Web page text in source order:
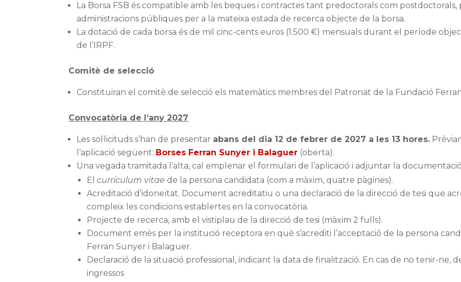
La Borsa FSB és compatible amb les beques i contractes tant predoctorals com
administracions públiques per a la mateixa estada de recerca objecte de la borsa.
La dotació de cada borsa és de mil cinc-cents euros (1.500 €) mensuals durant el període
de l’IRPF.
Comitè de selecció
Constituiran el comitè de selecció els matemàtics membres del Patronat de la Fundació
Convocatòria de l’any 2027
Les sol·licituds s’han de presentar abans del dia 12 de febrer de 2027 a les 13 hores.
l’aplicació següent: Borses Ferran Sunyer i Balaguer (oberta).
Una vegada tramitada l’alta, cal emplenar el formulari de l’aplicació i adjuntar la
Elcurrículum vitae de la persona candidata (com a màxim, quatre pàgines).
Acreditació d’idoneïtat. Document acreditatiu o una declaració de la direcció de tesi que
compleix les condicions establertes en la convocatòria.
Projecte de recerca, amb el vistiplau de la direcció de tesi (màxim 2 fulls).
Document emès per la institució receptora en què s’acrediti l’acceptació de la persona
Ferran Sunyer i Balaguer.
Declaració de la situació professional, indicant la data de finalització. En cas de no tenir-ne,
ingressos